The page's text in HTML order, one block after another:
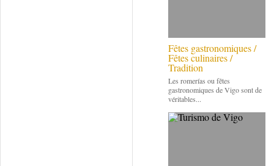
Fêtes gastronomiques /
Fêtes culinaires /
Tradition
Les romerías ou fêtes
gastronomiques de Vigo sont de
véritables...